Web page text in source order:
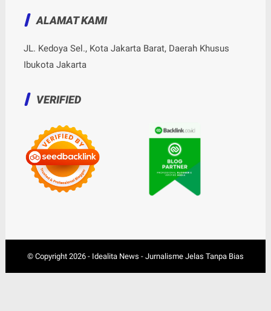
ALAMAT KAMI
JL. Kedoya Sel., Kota Jakarta Barat, Daerah Khusus
Ibukota Jakarta
VERIFIED
© Copyright 2026- Idealita News - Jurnalisme Jelas Tanpa Bias